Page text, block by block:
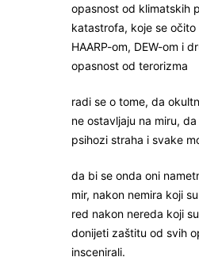
opasnost od klimatskih
katastrofa, koje se
HAARP-om, DEW-om i
opasnost od terorizma
radi se o tome, da
ne ostavljaju na miru,
psihozi straha i svake
da bi se onda oni
mir, nakon nemira koji
red nakon nereda koji
donijeti zaštitu od svih
inscenirali.